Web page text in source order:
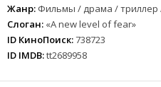
Жанр: Фильмы / драма / триллер
Слоган: «A new level of fear»
ID КиноПоиск:738723
ID IMDB:tt2689958